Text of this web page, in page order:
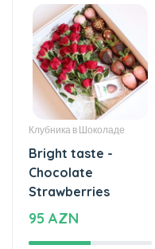
Клубника в Шоколаде
Bright taste -
Chocolate
Strawberries
95 AZN